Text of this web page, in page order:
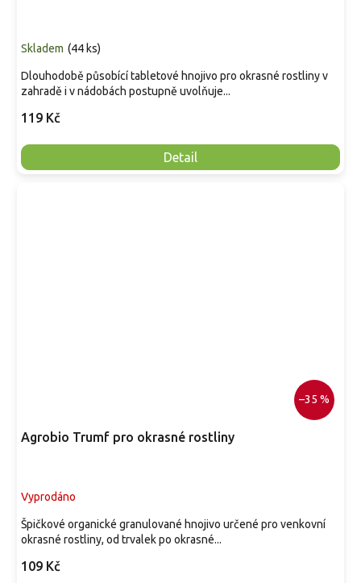
Skladem (44 ks)
119 Kč
Detail
Dlouhodobě působící tabletové hnojivo pro okrasné rostliny v
zahradě i v nádobách postupně uvolňuje...
–35 %
Agrobio Trumf pro okrasné rostliny
Vyprodáno
109 Kč
Špičkové organické granulované hnojivo určené pro venkovní
okrasné rostliny, od trvalek po okrasné...